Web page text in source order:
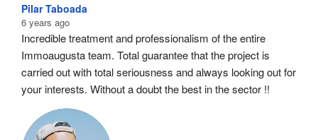
Pilar Taboada
6 years ago
Incredible treatment and professionalism of the entire
Immoaugusta team. Total guarantee that the project is
carried out with total seriousness and always looking out for
your interests. Without a doubt the best in the sector !!